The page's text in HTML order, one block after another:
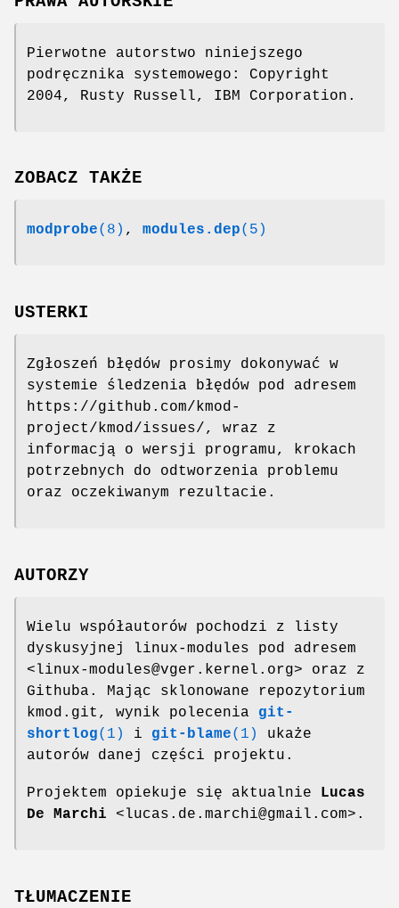
Pierwotne autorstwo niniejszego
podręcznika systemowego: Copyright
2004, Rusty Russell, IBM Corporation.
ZOBACZ TAKŻE
modprobe(8) , modules.dep(5)
USTERKI
Zgłoszeń błędów prosimy dokonywać w
systemie śledzenia błędów pod adresem
https://github.com/kmod-
project/kmod/issues/, wraz z
informacją o wersji programu, krokach
potrzebnych do odtworzenia problemu
oraz oczekiwanym rezultacie.
AUTORZY
Wielu współautorów pochodzi z listy
dyskusyjnej linux-modules pod adresem
<linux-modules@vger.kernel.org> oraz z
Githuba. Mając sklonowane repozytorium
kmod.git, wynik polecenia git-
shortlog(1) i git-blame(1)
ukaże
autorów danej części projektu.
Projektem opiekuje się aktualnie Lucas
De Marchi <lucas.de.marchi@gmail.com>.
TŁUMACZENIE